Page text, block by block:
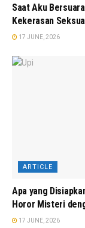
Saat Aku
Kekerasan
17 JUNE, 2026
ARTICLE
Apa yang
Horor Misteri
17 JUNE, 2026